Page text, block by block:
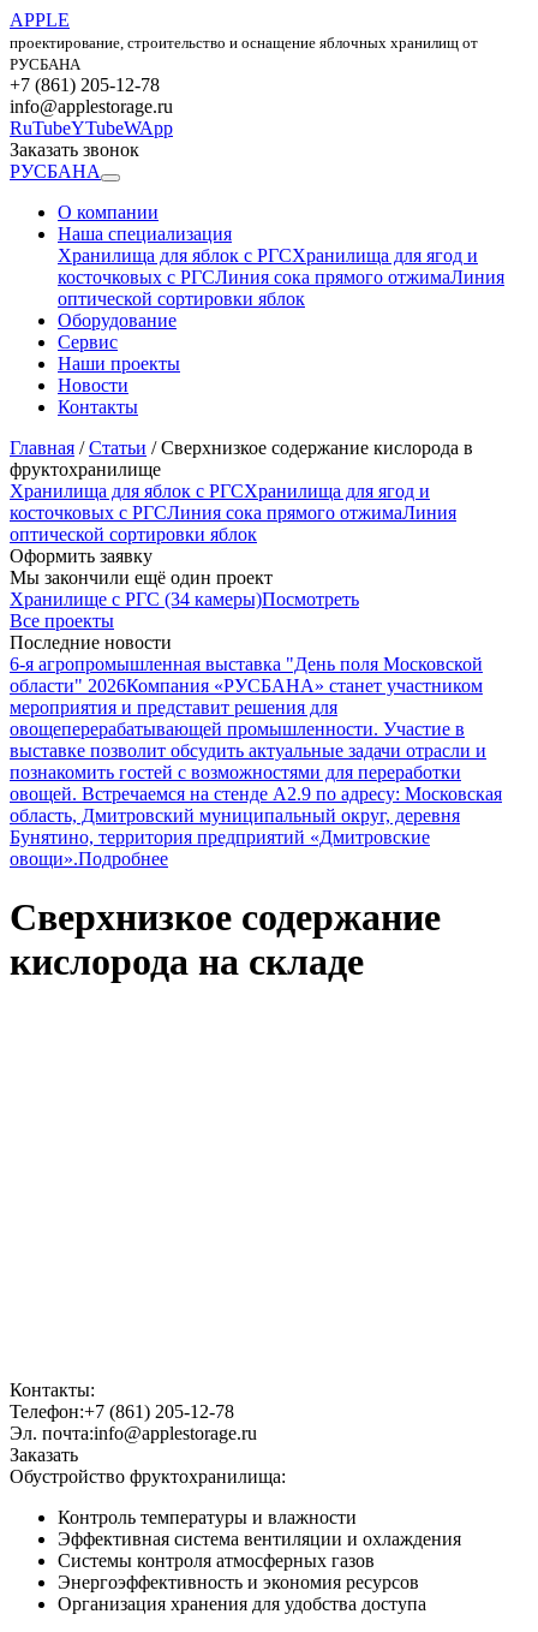
APPLE
проектирование, строительство и оснащение яблочных хранилищ от
РУСБАНА
+7 (861) 205-12-78
info@applestorage.ru
RuTubeYTubeWApp
Заказать звонок
РУСБАНА
О компании
Наша специализация
Хранилища для яблок с РГСХранилища для ягод и
косточковых с РГСЛиния сока прямого отжимаЛиния
оптической сортировки яблок
Оборудование
Сервис
Наши проекты
Новости
Контакты
Главная /Статьи /Сверхнизкое содержание кислорода в
фруктохранилище
Хранилища для яблок с РГСХранилища для ягод и
косточковых с РГСЛиния сока прямого отжимаЛиния
оптической сортировки яблок
Оформить заявку
Мы закончили ещё один проект
Хранилище с РГС (34 камеры)Посмотреть
Все проекты
Последние новости
6-я агропромышленная выставка "День поля Московской
области" 2026Компания «РУСБАНА» станет участником
мероприятия и представит решения для
овощеперерабатывающей промышленности. Участие в
выставке позволит обсудить актуальные задачи отрасли и
познакомить гостей с возможностями для переработки
овощей. Встречаемся на стенде А2.9 по адресу: Московская
область, Дмитровский муниципальный округ, деревня
Бунятино, территория предприятий «Дмитровские
овощи».Подробнее
Сверхнизкое содержание
кислорода на складе
Контакты:
Телефон:+7 (861) 205-12-78
Эл. почта:info@applestorage.ru
Заказать
Обустройство фруктохранилища:
Контроль температуры и влажности
Эффективная система вентиляции и охлаждения
Системы контроля атмосферных газов
Энергоэффективность и экономия ресурсов
Организация хранения для удобства доступа